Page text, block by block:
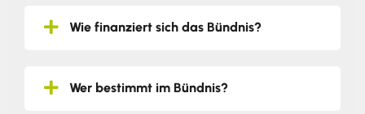
Wie finanziert sich das Bündnis?
Wer bestimmt im Bündnis?